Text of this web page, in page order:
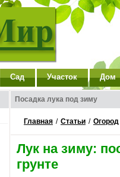
Сад Участок Дом
Посадка лука под зиму
Главная / Статьи / Огород
Лук на зиму:
грунте